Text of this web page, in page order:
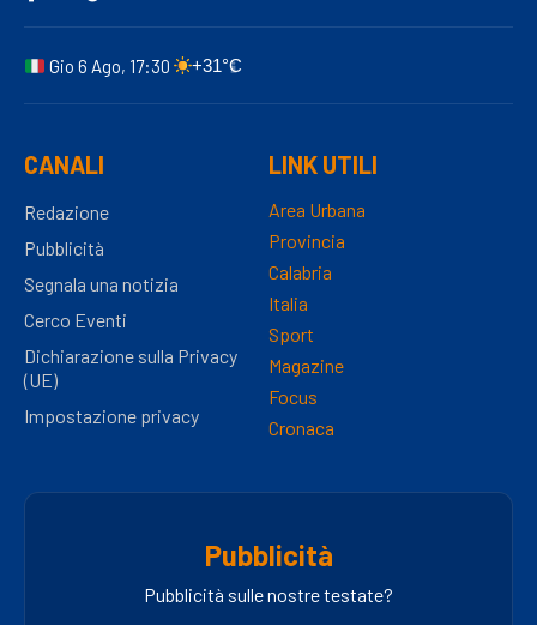
Gio 6 Ago, 17:30 +31°C
CANALI
Redazione
Pubblicità
Segnala una notizia
Cerco Eventi
Dichiarazione sulla Privacy
(UE)
Impostazione privacy
LINK UTILI
Area Urbana
Provincia
Calabria
Italia
Sport
Magazine
Focus
Cronaca
Pubblicità
Pubblicità sulle nostre testate?